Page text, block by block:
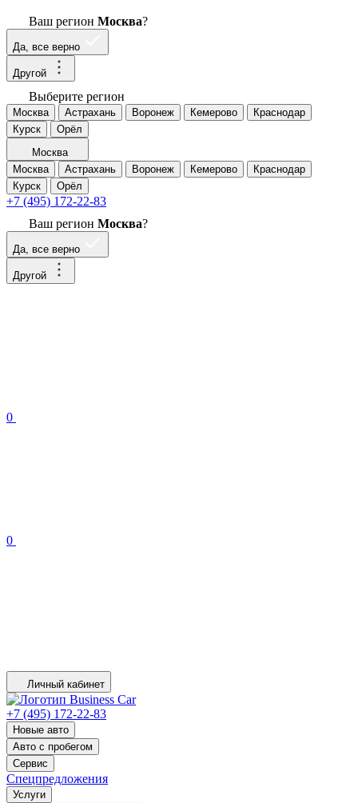
Ваш регион Москва?
Да, все верно
Другой
Выберите регион
Москва Астрахань Воронеж Кемерово
Краснодар
Курск
Орёл
Москва
Москва
Астрахань Воронеж Кемерово
Краснодар
Курск
Орёл
+7 (495) 172-22-83
Ваш регион Москва?
Да, все верно
Другой
0
0
Личный кабинет
+7 (495) 172-22-83
Новые авто
Авто с пробегом
Сервис
Спецпредложения
Услуги